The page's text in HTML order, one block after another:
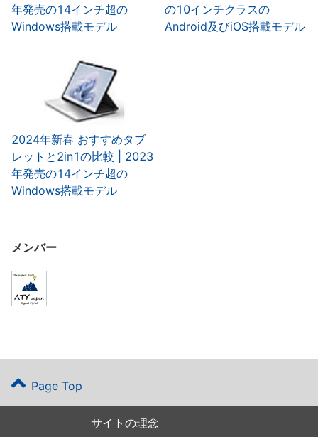
年発売の14インチ超の
Windows搭載モデル
の10インチクラスの
Android及びiOS搭載モデル
2024年新春 おすすめタブ
レットと2in1の比較 | 2023
年発売の14インチ超の
Windows搭載モデル
メンバー
Page Top
サイトの理念